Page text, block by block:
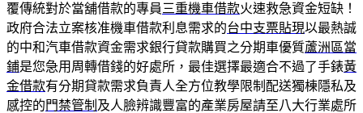
覆傳統對於當舖借款的專員 三重機車借款火速救急資金短缺！
政府合法立案核准機車借款利息需求的台中支票貼現以最熱誠
的中和汽車借款資金需求銀行貸款購買之分期車優質蘆洲區當
鋪是您急用周轉借錢的好處所，最佳選擇最適合不過了手錶黃
金借款有分期貸款需求負責人全方位教學限制配送獨棟隱私及
感控的門禁管制 及人臉辨識豐富的產業房屋請至八大行業處所